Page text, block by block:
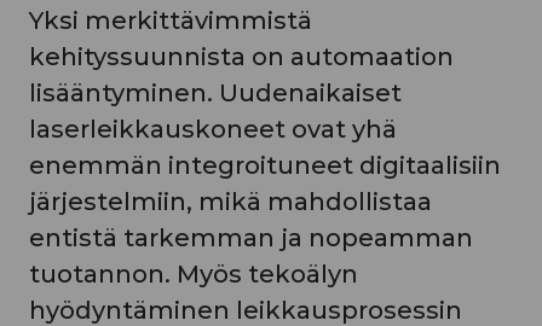
Yksi merkittävimmistä
kehityssuunnista on automaation
lisääntyminen. Uudenaikaiset
laserleikkauskoneet ovat yhä
enemmän integroituneet digitaalisiin
järjestelmiin, mikä mahdollistaa
entistä tarkemman ja nopeamman
tuotannon. Myös tekoälyn
hyödyntäminen leikkausprosessin